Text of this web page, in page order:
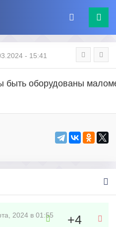
- 15:41
быть оборудованы
2024 в 01:55 +4